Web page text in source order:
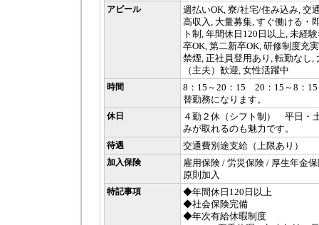
アピール
週払いOK, 寮/社宅/住み込み, 交
高収入, 大量募集, すぐ働ける・
ト制, 年間休日120日以上, 未経
卒OK, 第二新卒OK, 研修制度充
禁煙, 正社員登用あり, 転勤なし,
（主夫）歓迎, 女性活躍中
時間
8：15～20：15 20：15～8：
替勤務になります。
休日
４勤２休（シフト制） 平日・
みが取れるのも魅力です。
待遇 交通費別途支給（上限あり）
加入保険
雇用保険 / 労災保険 / 厚生年金
原則加入
特記事項
◆年間休日120日以上
◆社会保険完備
◆年次有給休暇制度